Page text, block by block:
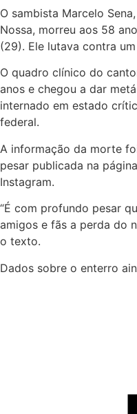
O sambista Marcelo
Nossa, morreu aos 58
(29). Ele lutava contra
O quadro clínico do
anos e chegou a dar
internado em estado
federal.
A informação da morte
pesar publicada na
Instagram.
“É com profundo pesar
amigos e fãs a perda do
o texto.
Dados sobre o enterro